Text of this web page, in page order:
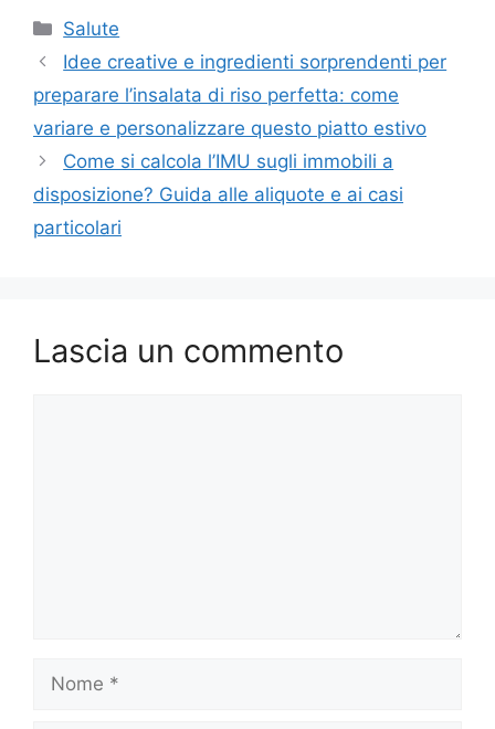
Categorie
Salute
Idee creative e ingredienti sorprendenti per
preparare l’insalata di riso perfetta: come
variare e personalizzare questo piatto estivo
Come si calcola l’IMU sugli immobili a
disposizione? Guida alle aliquote e ai casi
particolari
Lascia un commento